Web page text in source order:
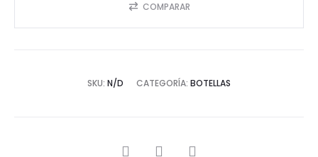
COMPARAR
SKU: N/D CATEGORÍA: BOTELLAS
SHARE